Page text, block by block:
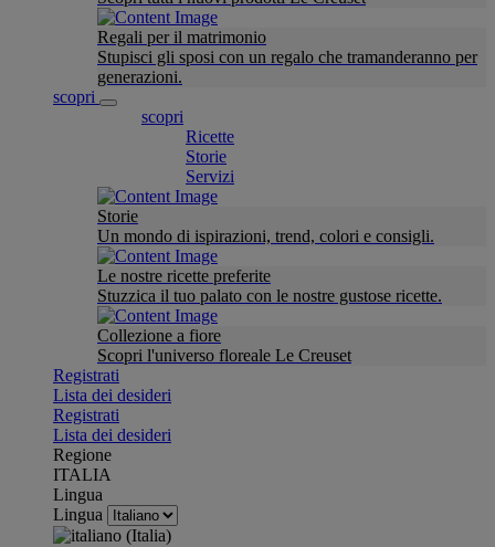
Regali per il matrimonio
Stupisci gli sposi con un regalo che tramanderanno per
generazioni.
scopri
scopri
Ricette
Storie
Servizi
Storie
Un mondo di ispirazioni, trend, colori e consigli.
Le nostre ricette preferite
Stuzzica il tuo palato con le nostre gustose ricette.
Collezione a fiore
Scopri l'universo floreale Le Creuset
Registrati
Lista dei desideri
Registrati
Lista dei desideri
Regione
ITALIA
Lingua
Lingua